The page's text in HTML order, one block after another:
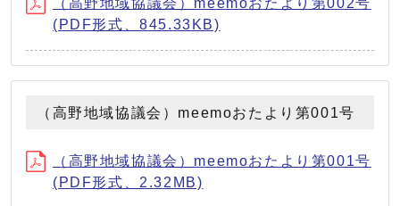
(PDF形式、845.33KB)
（高野地域協議会）meemoおたより第001号
（高野地域協議会）meemoおたより第001号
(PDF形式、2.32MB)